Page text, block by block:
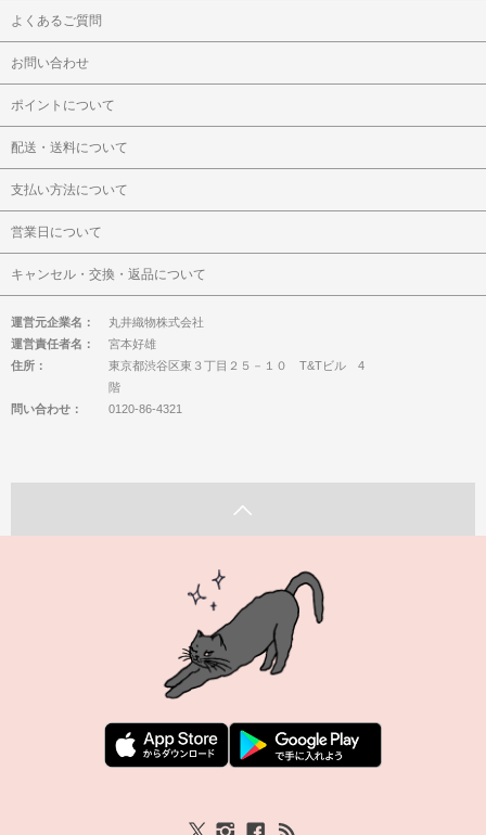
よくあるご質問
お問い合わせ
ポイントについて
配送・送料について
支払い方法について
営業日について
キャンセル・交換・返品について
運営元企業名：
丸井織物株式会社
運営責任者名：
宮本好雄
住所：
東京都渋谷区東３丁目２５－１０ T&Tビル 4
階
問い合わせ：
0120-86-4321